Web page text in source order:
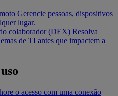
Gerencie pessoas, dispositivos
lugar.
colaborador (DEX) Resolva
de TI antes que impactem a
o acesso com uma conexão